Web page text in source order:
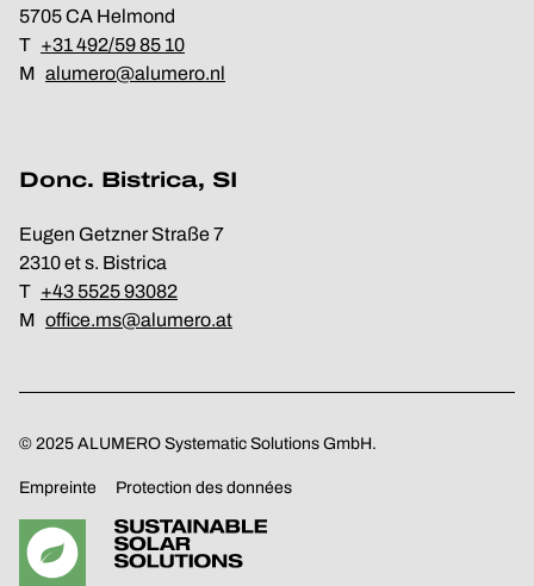
5705 CA Helmond
T +31 492/59 85 10
M alumero@alumero.nl
Donc. Bistrica, SI
Eugen Getzner Straße 7
2310 et s. Bistrica
T +43 5525 93082
M office.ms@alumero.at
© 2025 ALUMERO Systematic Solutions GmbH.
Empreinte Protection des données